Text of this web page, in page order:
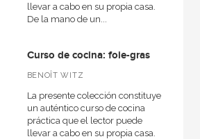
llevar a cabo en su propia casa.
De la mano de un...
Curso de cocina: foie-gras
BENOÎT WITZ
La presente colección constituye
un auténtico curso de cocina
práctica que el lector puede
llevar a cabo en su propia casa.